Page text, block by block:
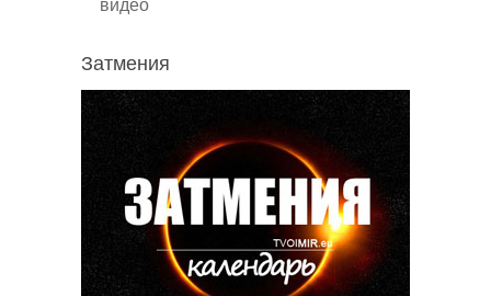
видео
Затмения